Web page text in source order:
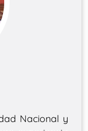
Nacional y